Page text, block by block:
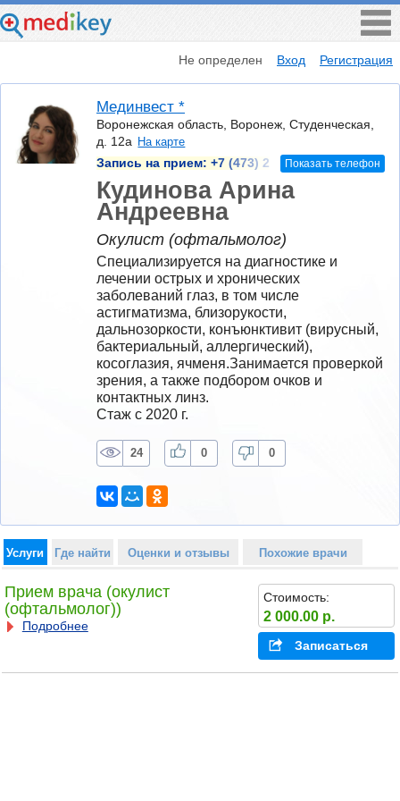
Не определен Вход Регистрация
Мединвест *
Воронежская область, Воронеж, Студенческая,
д. 12а На карте
Запись на прием: +7 (473) 2 Показать телефон
Кудинова Арина
Андреевна
Окулист (офтальмолог)
Специализируется на диагностике и
лечении острых и хронических
заболеваний глаз, в том числе
астигматизма, близорукости,
дальнозоркости, конъюнктивит (вирусный,
бактериальный, аллергический),
косоглазия, ячменя.Занимается проверкой
зрения, а также подбором очков и
контактных линз.
Стаж с 2020 г.
24 0 0
Услуги Где найти Оценки и отзывы Похожие врачи
Прием врача (окулист
(офтальмолог))
Подробнее
Стоимость:
2 000.00 р.
Записаться